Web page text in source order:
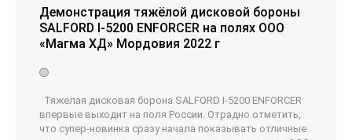
Демонстрация тяжёлой дисковой бороны
SALFORD I-5200 ENFORCER на полях ООО
«Магма ХД» Мордовия 2022 г
Тяжелая дисковая борона SALFORD I-5200 ENFORCER
впервые выходит на поля России. Отрадно отметить,
что супер-новинка сразу начала показывать отличные